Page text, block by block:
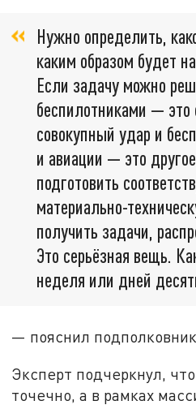
Нужно определить,
каким образом будет
Если задачу можно
беспилотниками — это
совокупный удар и
и авиации — это
подготовить
материально-
получить задачи,
Это серьёзная вещь.
неделя или дней
— пояснил
Эксперт подчеркнул,
точечно, а в рамках